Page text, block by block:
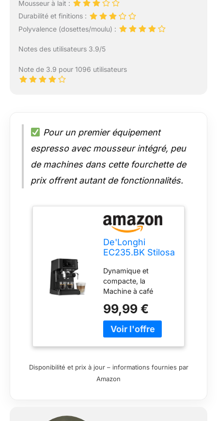
Mousseur à lait :
Durabilité et finitions :
Polyvalence (dosettes/moulu) :
Notes des utilisateurs 3.9/5
Note de 3.9 pour 1096 utilisateurs
Pour un premier équipement
espresso avec mousseur intégré, peu
de machines dans cette fourchette de
prix offrent autant de fonctionnalités.
De'Longhi
EC235.BK Stilosa
Cafetière à
pompe 15 bars
1100 W 1 L Noir
Dynamique et
compacte, la
Machine à café
traditionnelle Stilosa
EC235.BK apporte
une touche de style à
99,99 €
Disponibilité et prix à jour – informations fournies par
Amazon